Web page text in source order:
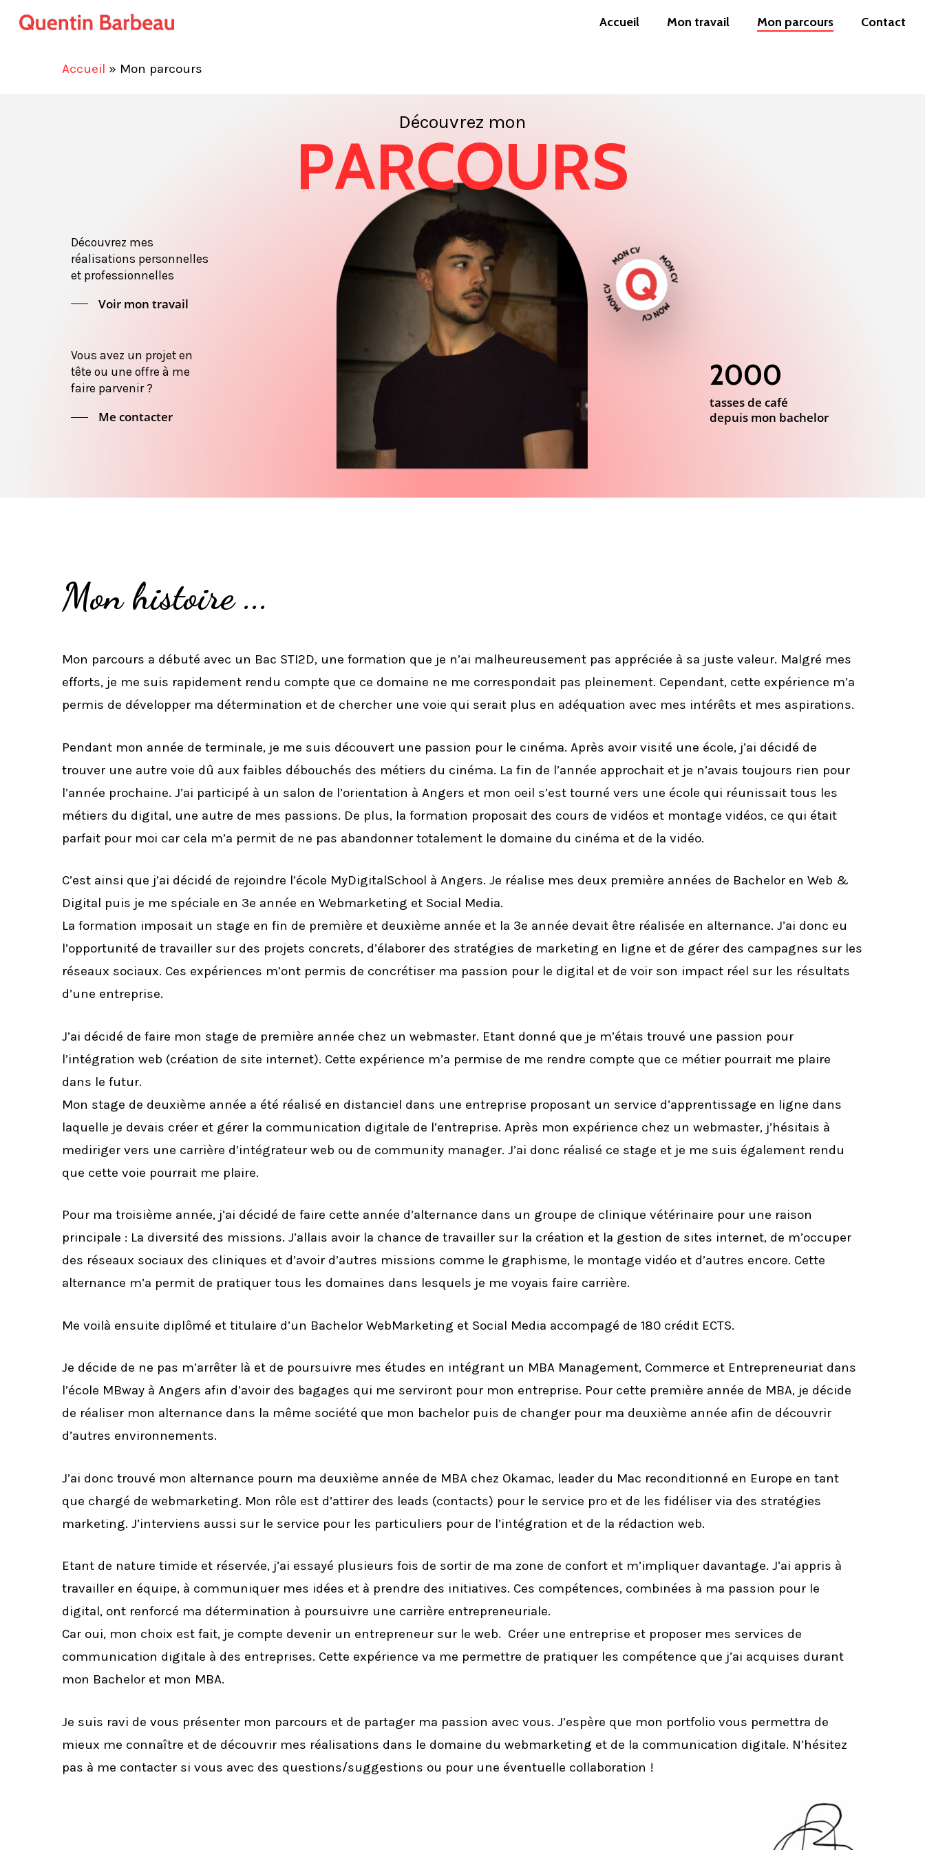
Accueil Mon travail Mon parcours Contact
Accueil » Mon parcours
Découvrez mes
réalisations personnelles
et professionnelles
Voir mon travail
Vous avez un projet en
tête ou une offre à me
faire parvenir ?
Me contacter
Découvrez mon
PARCOURS
2000
tasses de café
depuis mon bachelor
Mon histoire ...
Mon parcours a débuté avec un Bac STI2D, une formation que je n’ai malheureusement pas appréciée à sa juste valeur. Malgré mes
efforts, je me suis rapidement rendu compte que ce domaine ne me correspondait pas pleinement. Cependant, cette expérience m’a
permis de développer ma détermination et de chercher une voie qui serait plus en adéquation avec mes intérêts et mes aspirations.
Pendant mon année de terminale, je me suis découvert une passion pour le cinéma. Après avoir visité une école, j’ai décidé de
trouver une autre voie dû aux faibles débouchés des métiers du cinéma. La fin de l’année approchait et je n’avais toujours rien pour
l’année prochaine. J’ai participé à un salon de l’orientation à Angers et mon oeil s’est tourné vers une école qui réunissait tous les
métiers du digital, une autre de mes passions. De plus, la formation proposait des cours de vidéos et montage vidéos, ce qui était
parfait pour moi car cela m’a permit de ne pas abandonner totalement le domaine du cinéma et de la vidéo.
C’est ainsi que j’ai décidé de rejoindre l’école MyDigitalSchool à Angers. Je réalise mes deux première années de Bachelor en Web &
Digital puis je me spéciale en 3e année en Webmarketing et Social Media.
La formation imposait un stage en fin de première et deuxième année et la 3e année devait être réalisée en alternance. J’ai donc eu
l’opportunité de travailler sur des projets concrets, d’élaborer des stratégies de marketing en ligne et de gérer des campagnes sur les
réseaux sociaux. Ces expériences m’ont permis de concrétiser ma passion pour le digital et de voir son impact réel sur les résultats
d’une entreprise.
J’ai décidé de faire mon stage de première année chez un webmaster. Etant donné que je m’étais trouvé une passion pour
l’intégration web (création de site internet). Cette expérience m’a permise de me rendre compte que ce métier pourrait me plaire
dans le futur.
Mon stage de deuxième année a été réalisé en distanciel dans une entreprise proposant un service d’apprentissage en ligne dans
laquelle je devais créer et gérer la communication digitale de l’entreprise. Après mon expérience chez un webmaster, j’hésitais à
mediriger vers une carrière d’intégrateur web ou de community manager. J’ai donc réalisé ce stage et je me suis également rendu
que cette voie pourrait me plaire.
Pour ma troisième année, j’ai décidé de faire cette année d’alternance dans un groupe de clinique vétérinaire pour une raison
principale : La diversité des missions. J’allais avoir la chance de travailler sur la création et la gestion de sites internet, de m’occuper
des réseaux sociaux des cliniques et d’avoir d’autres missions comme le graphisme, le montage vidéo et d’autres encore. Cette
alternance m’a permit de pratiquer tous les domaines dans lesquels je me voyais faire carrière.
Me voilà ensuite diplômé et titulaire d’un Bachelor WebMarketing et Social Media accompagé de 180 crédit ECTS.
Je décide de ne pas m’arrêter là et de poursuivre mes études en intégrant un MBA Management, Commerce et Entrepreneuriat dans
l’école MBway à Angers afin d’avoir des bagages qui me serviront pour mon entreprise. Pour cette première année de MBA, je décide
de réaliser mon alternance dans la même société que mon bachelor puis de changer pour ma deuxième année afin de découvrir
d’autres environnements.
J’ai donc trouvé mon alternance pourn ma deuxième année de MBA chez Okamac, leader du Mac reconditionné en Europe en tant
que chargé de webmarketing. Mon rôle est d’attirer des leads (contacts) pour le service pro et de les fidéliser via des stratégies
marketing. J’interviens aussi sur le service pour les particuliers pour de l’intégration et de la rédaction web.
Etant de nature timide et réservée, j’ai essayé plusieurs fois de sortir de ma zone de confort et m’impliquer davantage. J’ai appris à
travailler en équipe, à communiquer mes idées et à prendre des initiatives. Ces compétences, combinées à ma passion pour le
digital, ont renforcé ma détermination à poursuivre une carrière entrepreneuriale.
Car oui, mon choix est fait, je compte devenir un entrepreneur sur le web. Créer une entreprise et proposer mes services de
communication digitale à des entreprises. Cette expérience va me permettre de pratiquer les compétence que j’ai acquises durant
mon Bachelor et mon MBA.
Je suis ravi de vous présenter mon parcours et de partager ma passion avec vous. J’espère que mon portfolio vous permettra de
mieux me connaître et de découvrir mes réalisations dans le domaine du webmarketing et de la communication digitale. N’hésitez
pas à me contacter si vous avec des questions/suggestions ou pour une éventuelle collaboration !